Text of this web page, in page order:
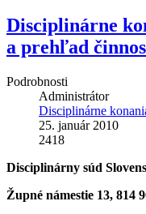
Disciplinárne
a prehľad
Podrobnosti
Administrátor
Disciplinárne
25. január 2010
2418
Disciplinárny súd
Župné námestie 13, 814